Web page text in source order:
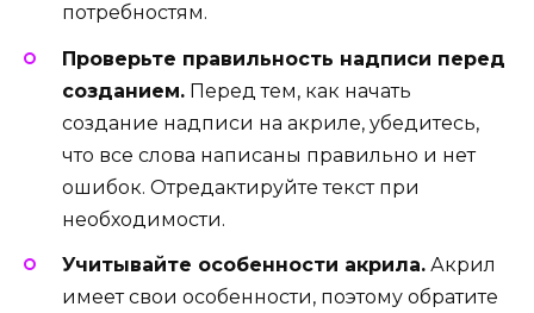
потребностям.
Проверьте правильность надписи перед
созданием. Перед тем, как начать
создание надписи на акриле, убедитесь,
что все слова написаны правильно и нет
ошибок. Отредактируйте текст при
необходимости.
Учитывайте особенности акрила. Акрил
имеет свои особенности, поэтому обратите